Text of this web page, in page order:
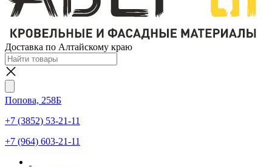
Доставка по Алтайскому краю
Попова, 258Б
+7 (3852) 53-21-11
+7 (964) 603-21-11